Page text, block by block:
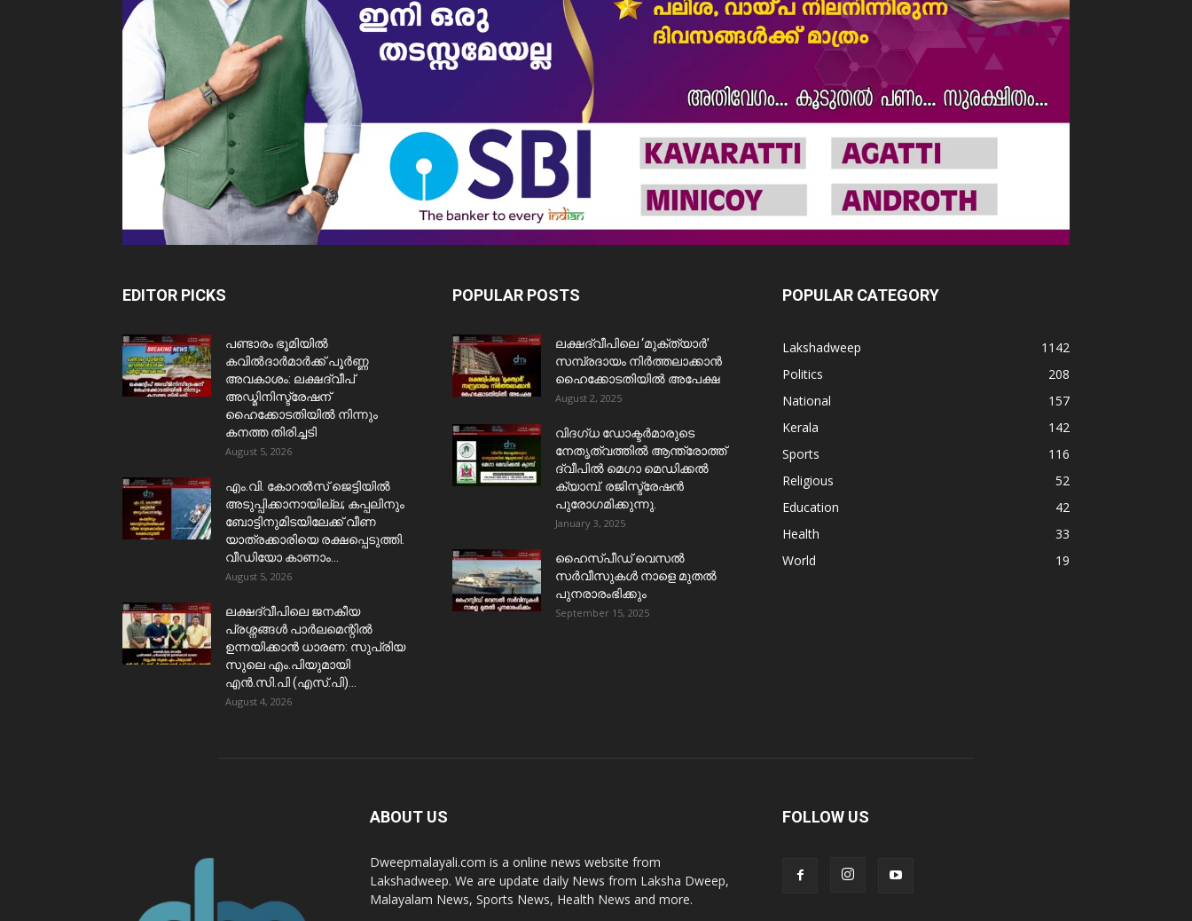
EDITOR PICKS
പണ്ടാരം ഭൂമിയിൽ
കവിൽദാർമാർക്ക് പൂർണ്ണ
അവകാശം: ലക്ഷദ്വീപ്
അഡ്മിനിസ്ട്രേഷന്
ഹൈക്കോടതിയിൽ നിന്നും
കനത്ത തിരിച്ചടി
August 5, 2026
​എം.വി. കോറൽസ് ജെട്ടിയിൽ
അടുപ്പിക്കാനായില്ല; കപ്പലിനും
ബോട്ടിനുമിടയിലേക്ക് വീണ
യാത്രക്കാരിയെ രക്ഷപ്പെടുത്തി.
വീഡിയോ കാണാം...
August 5, 2026
ലക്ഷദ്വീപിലെ ജനകീയ
പ്രശ്നങ്ങൾ പാർലമെന്റിൽ
ഉന്നയിക്കാൻ ധാരണ: സുപ്രിയ
സുലെ എം.പിയുമായി
എൻ.സി.പി (എസ്.പി)...
August 4, 2026
POPULAR POSTS
ലക്ഷദ്വീപിലെ ‘മുക്ത്യാർ’
സമ്പ്രദായം നിർത്തലാക്കാൻ
ഹൈക്കോടതിയിൽ അപേക്ഷ
August 2, 2025
വിദഗ്ധ ഡോക്ടർമാരുടെ
നേതൃത്വത്തിൽ ആന്ത്രോത്ത്
ദ്വീപിൽ മെഗാ മെഡിക്കൽ
ക്യാമ്പ്. രജിസ്ട്രേഷൻ
പുരോഗമിക്കുന്നു.
January 3, 2025
ഹൈസ്പീഡ് വെസൽ
സർവീസുകൾ നാളെ മുതൽ
പുനരാരംഭിക്കും
September 15, 2025
POPULAR CATEGORY
Lakshadweep
1142
Politics
208
National
157
Kerala
142
Sports
116
Religious
52
Education
42
Health
33
World
19
ABOUT US
Dweepmalayali.com is a online news website from
Lakshadweep. We are update daily News from Laksha Dweep,
Malayalam News, Sports News, Health News and more.
FOLLOW US